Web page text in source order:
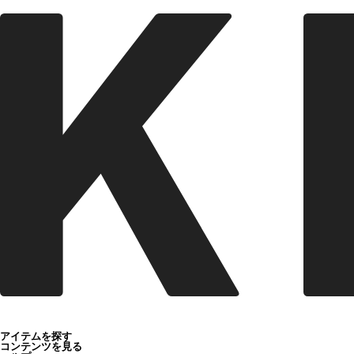
アイテムを探す
コンテンツを見る